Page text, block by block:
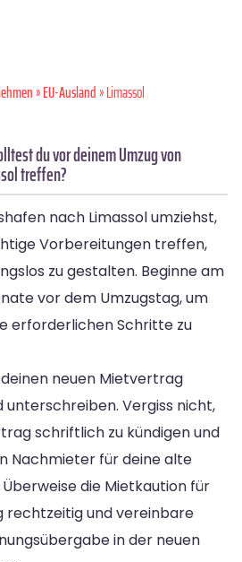
»EU-Ausland» Limassol
du vor deinem Umzug von
treffen?
nach Limassol umziehst,
Vorbereitungen treffen,
zu gestalten. Beginne am
vor dem Umzugstag, um
erforderlichen Schritte zu
neuen Mietvertrag
Vergiss nicht,
schriftlich zu kündigen und
Nachmieter für deine alte
die Mietkaution für
rechtzeitig und vereinbare
in der neuen